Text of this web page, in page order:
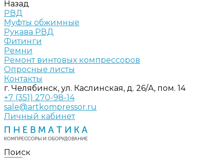
Назад
РВД
Муфты обжимные
Рукава РВД
Фитинги
Ремни
Ремонт винтовых компрессоров
Опросные листы
Контакты
г. Челябинск, ул. Каслинская, д. 26/А, пом. 14
+7 (351) 270-98-14
sale@artkompressor.ru
Личный кабинет
Поиск